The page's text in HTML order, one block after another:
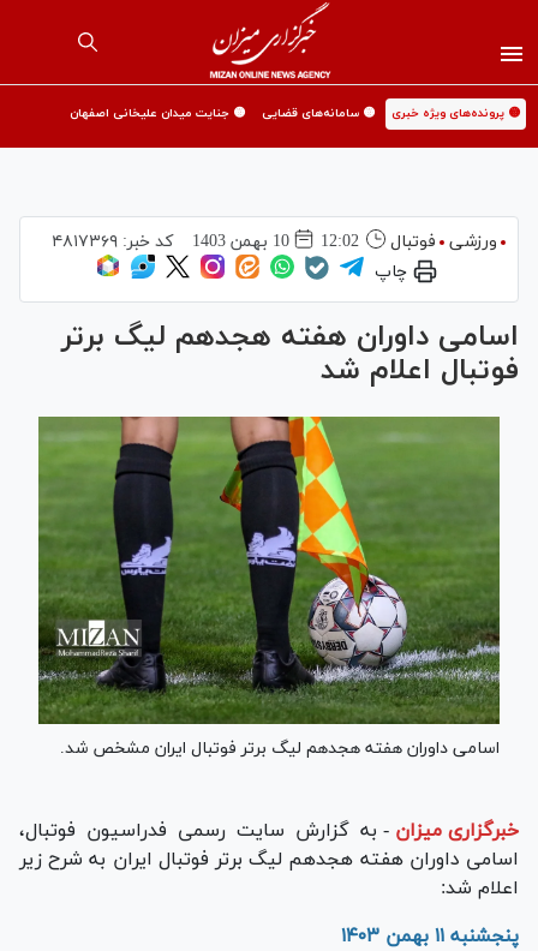
🟡 پرونده‌های ویژه خبری 🟡 سامانه‌های قضایی 🟡 جنایت میدان علیخانی اصفهان
ورزشی فوتبال 12:02 10 بهمن 1403 کد خبر: ۴۸۱۷۳۶۹
چاپ
اسامی داوران هفته هجدهم لیگ برتر
فوتبال اعلام شد
اسامی داوران هفته هجدهم لیگ برتر فوتبال ایران مشخص شد.
خبرگزاری میزان - به گزارش سایت رسمی فدراسیون فوتبال،
اسامی داوران هفته هجدهم لیگ برتر فوتبال ایران به شرح زیر
اعلام شد:
پنجشنبه ۱۱ بهمن ۱۴۰۳